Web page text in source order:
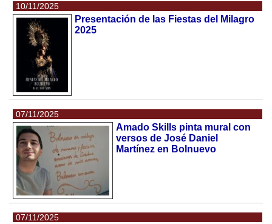
10/11/2025
Presentación de las Fiestas del Milagro
2025
07/11/2025
Amado Skills pinta mural con
versos de José Daniel
Martínez en Bolnuevo
07/11/2025